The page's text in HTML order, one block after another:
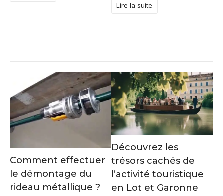
Lire la suite
Comment effectuer
le démontage du
rideau métallique ?
Découvrez les
trésors cachés de
l’activité touristique
en Lot et Garonne